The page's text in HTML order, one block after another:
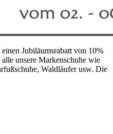
Jubiläumsrabatt von 10%
unsere Markenschuhe wie
Waldläufer usw. Die